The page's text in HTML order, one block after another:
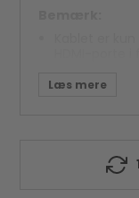
Kompatibilitet:
Hollyland